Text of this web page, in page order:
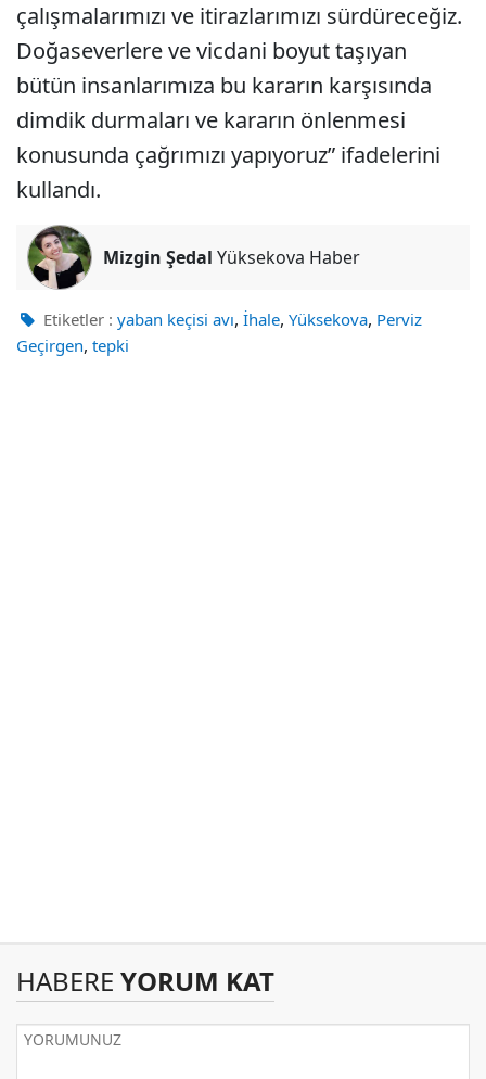
çalışmalarımızı ve itirazlarımızı sürdüreceğiz.
Doğaseverlere ve vicdani boyut taşıyan
bütün insanlarımıza bu kararın karşısında
dimdik durmaları ve kararın önlenmesi
konusunda çağrımızı yapıyoruz” ifadelerini
kullandı.
Mizgin Şedal Yüksekova Haber
Etiketler : yaban keçisi avı, İhale, Yüksekova, Perviz
Geçirgen, tepki
HABERE YORUM KAT